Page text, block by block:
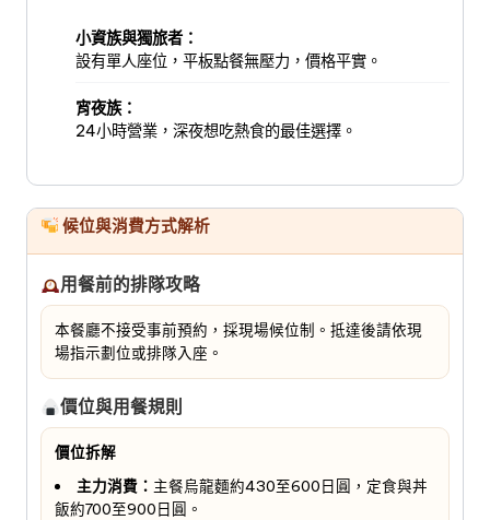
小資族與獨旅者：
設有單人座位，平板點餐無壓力，價格平實。
宵夜族：
24小時營業，深夜想吃熱食的最佳選擇。
候位與消費方式解析
用餐前的排隊攻略
本餐廳不接受事前預約，採現場候位制。抵達後請依現
場指示劃位或排隊入座。
價位與用餐規則
價位拆解
主力消費： 主餐烏龍麵約430至600日圓，定食與丼
飯約700至900日圓。